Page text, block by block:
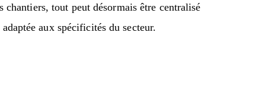
chantiers, tout peut désormais être centralisé
aux spécificités du secteur.